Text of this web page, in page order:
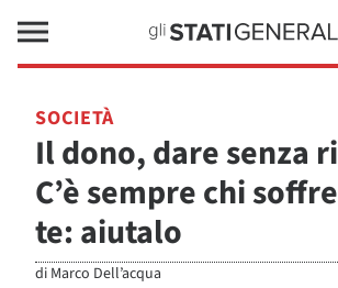
SOCIETÀ
Il dono, dare senza
C’è sempre chi
te: aiutalo
di Marco Dell’acqua